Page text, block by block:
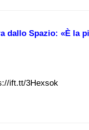
dallo Spazio: «È la
ift.tt/3Hexsok